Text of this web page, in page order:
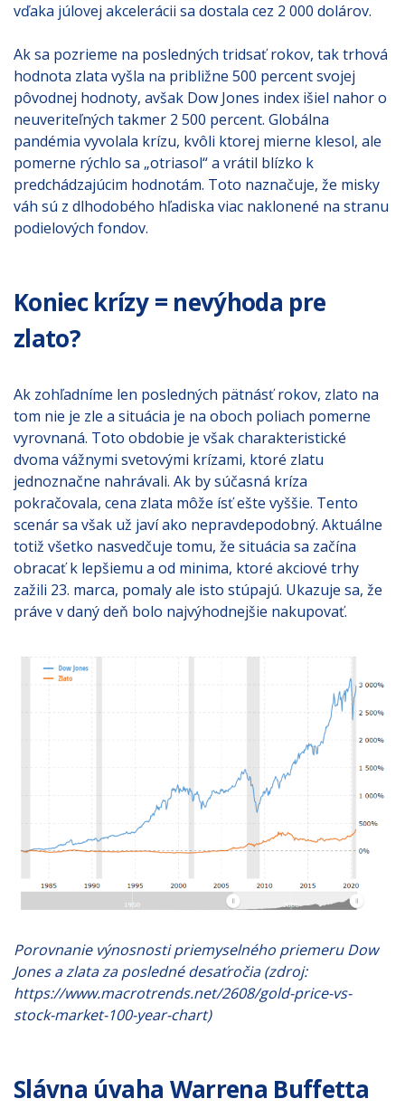
vďaka júlovej akcelerácii sa dostala cez 2 000 dolárov.
Ak sa pozrieme na posledných tridsať rokov, tak trhová
hodnota zlata vyšla na približne 500 percent svojej
pôvodnej hodnoty, avšak Dow Jones index išiel nahor o
neuveriteľných takmer 2 500 percent. Globálna
pandémia vyvolala krízu, kvôli ktorej mierne klesol, ale
pomerne rýchlo sa „otriasol“ a vrátil blízko k
predchádzajúcim hodnotám. Toto naznačuje, že misky
váh sú z dlhodobého hľadiska viac naklonené na stranu
podielových fondov.
Koniec krízy = nevýhoda pre
zlato?
Ak zohľadníme len posledných pätnásť rokov, zlato na
tom nie je zle a situácia je na oboch poliach pomerne
vyrovnaná. Toto obdobie je však charakteristické
dvoma vážnymi svetovými krízami, ktoré zlatu
jednoznačne nahrávali. Ak by súčasná kríza
pokračovala, cena zlata môže ísť ešte vyššie. Tento
scenár sa však už javí ako nepravdepodobný. Aktuálne
totiž všetko nasvedčuje tomu, že situácia sa začína
obracať k lepšiemu a od minima, ktoré akciové trhy
zažili 23. marca, pomaly ale isto stúpajú. Ukazuje sa, že
práve v daný deň bolo najvýhodnejšie nakupovať.
Porovnanie výnosnosti priemyselného priemeru Dow
Jones a zlata za posledné desaťročia (zdroj:
https://www.macrotrends.net/2608/gold-price-vs-
stock-market-100-year-chart)
Slávna úvaha Warrena Buffetta